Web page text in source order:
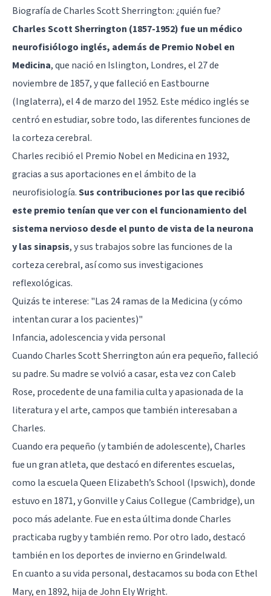
Biografía de Charles Scott Sherrington: ¿quién fue?
Charles Scott Sherrington (1857-1952) fue un médico
neurofisiólogo inglés, además de Premio Nobel en
Medicina, que nació en Islington, Londres, el 27 de
noviembre de 1857, y que falleció en Eastbourne
(Inglaterra), el 4 de marzo del 1952. Este médico inglés se
centró en estudiar, sobre todo, las diferentes funciones de
la corteza cerebral.
Charles recibió el Premio Nobel en Medicina en 1932,
gracias a sus aportaciones en el ámbito de la
neurofisiología.Sus contribuciones por las que recibió
este premio tenían que ver con el funcionamiento del
sistema nervioso desde el punto de vista de la neurona
y las sinapsis, y sus trabajos sobre las funciones de la
corteza cerebral, así como sus investigaciones
reflexológicas.
Quizás te interese: "Las 24 ramas de la Medicina (y cómo
intentan curar a los pacientes)"
Infancia, adolescencia y vida personal
Cuando Charles Scott Sherrington aún era pequeño, falleció
su padre. Su madre se volvió a casar, esta vez con Caleb
Rose, procedente de una familia culta y apasionada de la
literatura y el arte, campos que también interesaban a
Charles.
Cuando era pequeño (y también de adolescente), Charles
fue un gran atleta, que destacó en diferentes escuelas,
como la escuela Queen Elizabeth’s School (Ipswich), donde
estuvo en 1871, y Gonville y Caius Collegue (Cambridge), un
poco más adelante. Fue en esta última donde Charles
practicaba rugby y también remo. Por otro lado, destacó
también en los deportes de invierno en Grindelwald.
En cuanto a su vida personal, destacamos su boda con Ethel
Mary, en 1892, hija de John Ely Wright.